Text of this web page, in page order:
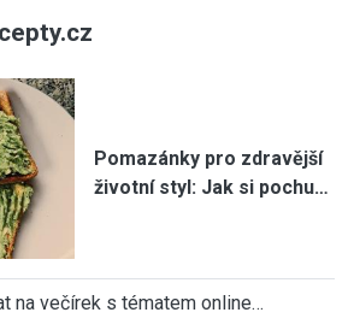
Pomazánky pro zdravější
životní styl: Jak si pochu…
na večírek s tématem online…